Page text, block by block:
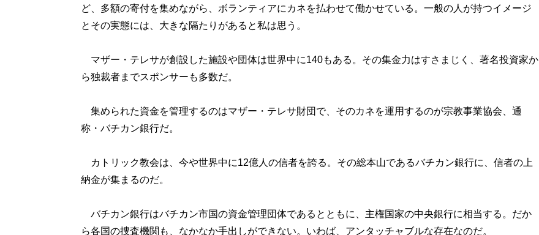
ど、多額の寄付を集めながら、ボランティアにカネを払わせて働かせている。一般の人が持つイメージ
とその実態には、大きな隔たりがあると私は思う。
マザー・テレサが創設した施設や団体は世界中に140もある。その集金力はすさまじく、著名投資家か
ら独裁者までスポンサーも多数だ。
集められた資金を管理するのはマザー・テレサ財団で、そのカネを運用するのが宗教事業協会、通
称・バチカン銀行だ。
カトリック教会は、今や世界中に12億人の信者を誇る。その総本山であるバチカン銀行に、信者の上
納金が集まるのだ。
バチカン銀行はバチカン市国の資金管理団体であるとともに、主権国家の中央銀行に相当する。だか
ら各国の捜査機関も、なかなか手出しができない。いわば、アンタッチャブルな存在なのだ。